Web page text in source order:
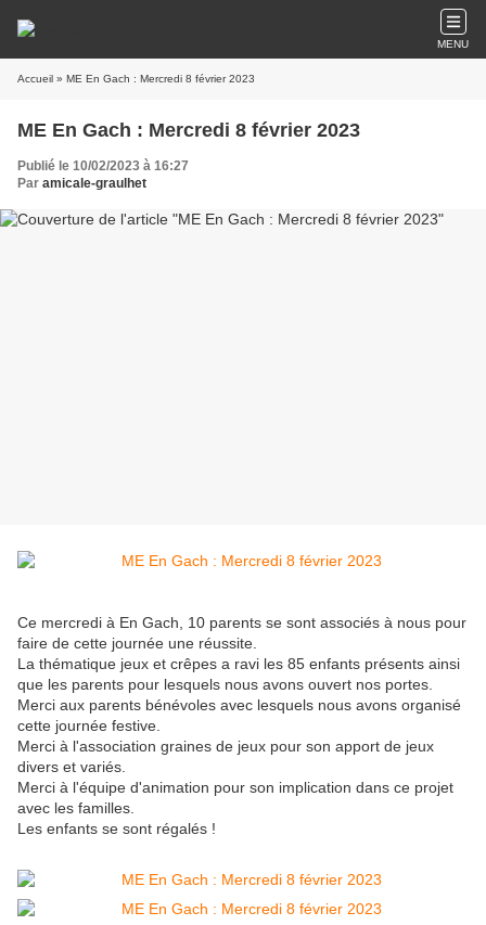
MENU
Accueil » ME En Gach : Mercredi 8 février 2023
ME En Gach : Mercredi 8 février 2023
Publié le 10/02/2023 à 16:27
Par amicale-graulhet
Ce mercredi à En Gach, 10 parents se sont associés à nous pour
faire de cette journée une réussite.
La thématique jeux et crêpes a ravi les 85 enfants présents ainsi
que les parents pour lesquels nous avons ouvert nos portes.
Merci aux parents bénévoles avec lesquels nous avons organisé
cette journée festive.
Merci à l'association graines de jeux pour son apport de jeux
divers et variés.
Merci à l'équipe d'animation pour son implication dans ce projet
avec les familles.
Les enfants se sont régalés !